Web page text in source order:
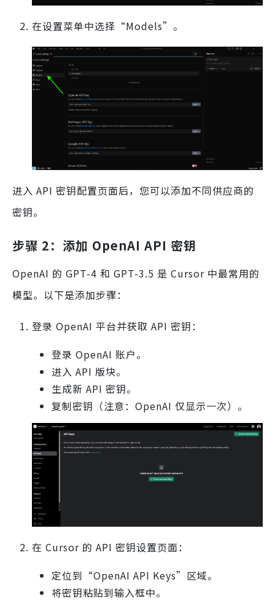
在设置菜单中选择“Models”。
进入 API 密钥配置页面后，您可以添加不同供应商的
密钥。
步骤 2：添加 OpenAI API 密钥
OpenAI 的 GPT-4 和 GPT-3.5 是 Cursor 中最常用的
模型。以下是添加步骤：
登录 OpenAI 平台并获取 API 密钥：
登录 OpenAI 账户。
进入 API 版块。
生成新 API 密钥。
复制密钥（注意：OpenAI 仅显示一次）。
在 Cursor 的 API 密钥设置页面：
定位到“OpenAI API Keys”区域。
将密钥粘贴到输入框中。